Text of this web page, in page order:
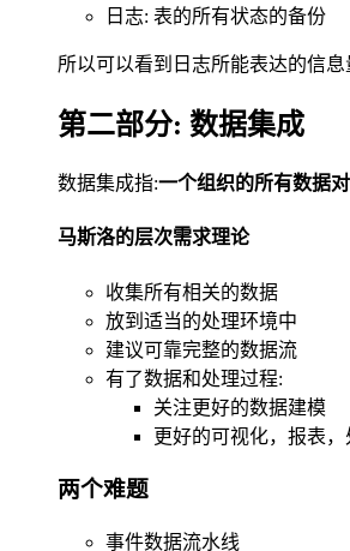
日志: 表的所有状态的备份
所以可以看到日志所能表达的信
第二部分: 数据集成
数据集成指:一个组织的所有数据
马斯洛的层次需求理论
收集所有相关的数据
放到适当的处理环境中
建议可靠完整的数据流
有了数据和处理过程:
关注更好的数据建模
更好的可视化，报表
两个难题
事件数据流水线